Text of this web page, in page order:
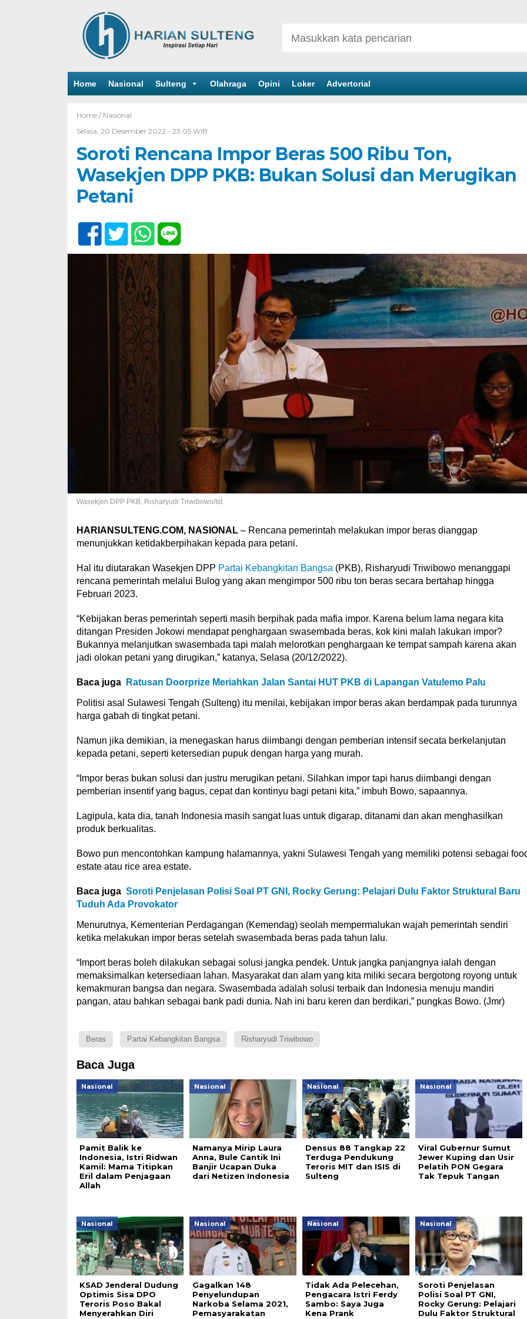
Home Nasional Sulteng Olahraga Opini Loker Advertorial
Home / Nasional
Selasa, 20 Desember 2022 - 23:05 WIB
Soroti Rencana Impor Beras 500 Ribu Ton,
Wasekjen DPP PKB: Bukan Solusi dan Merugikan
Petani
Wasekjen DPP PKB, Risharyudi Triwibowo/Ist
HARIANSULTENG.COM, NASIONAL– Rencana pemerintah melakukan impor beras dianggap
menunjukkan ketidakberpihakan kepada para petani.
Hal itu diutarakan Wasekjen DPP Partai Kebangkitan Bangsa (PKB), Risharyudi Triwibowo menanggapi
rencana pemerintah melalui Bulog yang akan mengimpor 500 ribu ton beras secara bertahap hingga
Februari 2023.
“Kebijakan beras pemerintah seperti masih berpihak pada mafia impor. Karena belum lama negara kita
ditangan Presiden Jokowi mendapat penghargaan swasembada beras, kok kini malah lakukan impor?
Bukannya melanjutkan swasembada tapi malah melorotkan penghargaan ke tempat sampah karena akan
jadi olokan petani yang dirugikan,” katanya, Selasa (20/12/2022).
Baca juga Ratusan Doorprize Meriahkan Jalan Santai HUT PKB di Lapangan Vatulemo Palu
Politisi asal Sulawesi Tengah (Sulteng) itu menilai, kebijakan impor beras akan berdampak pada turunnya
harga gabah di tingkat petani.
Namun jika demikian, ia menegaskan harus diimbangi dengan pemberian intensif secata berkelanjutan
kepada petani, seperti ketersedian pupuk dengan harga yang murah.
“Impor beras bukan solusi dan justru merugikan petani. Silahkan impor tapi harus diimbangi dengan
pemberian insentif yang bagus, cepat dan kontinyu bagi petani kita,” imbuh Bowo, sapaannya.
Lagipula, kata dia, tanah Indonesia masih sangat luas untuk digarap, ditanami dan akan menghasilkan
produk berkualitas.
Bowo pun mencontohkan kampung halamannya, yakni Sulawesi Tengah yang memiliki potensi sebagai
estate atau rice area estate.
Baca juga Soroti Penjelasan Polisi Soal PT GNI, Rocky Gerung: Pelajari Dulu Faktor Struktural Baru
Tuduh Ada Provokator
Menurutnya, Kementerian Perdagangan (Kemendag) seolah mempermalukan wajah pemerintah sendiri
ketika melakukan impor beras setelah swasembada beras pada tahun lalu.
“Import beras boleh dilakukan sebagai solusi jangka pendek. Untuk jangka panjangnya ialah dengan
memaksimalkan ketersediaan lahan. Masyarakat dan alam yang kita miliki secara bergotong royong untuk
kemakmuran bangsa dan negara. Swasembada adalah solusi terbaik dan Indonesia menuju mandiri
pangan, atau bahkan sebagai bank padi dunia. Nah ini baru keren dan berdikari,” pungkas Bowo. (Jmr)
Beras Partai Kebangkitan Bangsa Risharyudi Triwibowo
Baca Juga
Nasional
Pamit Balik ke
Indonesia, Istri Ridwan
Kamil: Mama Titipkan
Eril dalam Penjagaan
Allah
Nasional
Namanya Mirip Laura
Anna, Bule Cantik Ini
Banjir Ucapan Duka
dari Netizen Indonesia
Nasional
Densus 88 Tangkap 22
Terduga Pendukung
Teroris MIT dan ISIS di
Sulteng
Nasional
Viral Gubernur Sumut
Jewer Kuping dan Usir
Pelatih PON Gegara
Tak Tepuk Tangan
Nasional
KSAD Jenderal Dudung
Optimis Sisa DPO
Teroris Poso Bakal
Menyerahkan Diri
Nasional
Gagalkan 148
Penyelundupan
Narkoba Selama 2021,
Pemasyarakatan
Nasional
Tidak Ada Pelecehan,
Pengacara Istri Ferdy
Sambo: Saya Juga
Kena Prank
Nasional
Soroti Penjelasan
Polisi Soal PT GNI,
Rocky Gerung: Pelajari
Dulu Faktor Struktural